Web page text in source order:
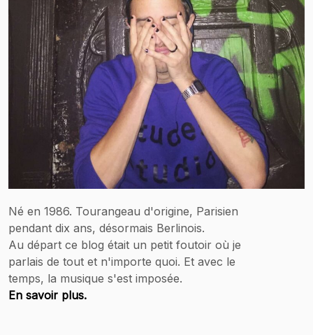
Né en 1986. Tourangeau d'origine, Parisien
pendant dix ans, désormais Berlinois.
Au départ ce blog était un petit foutoir où je
parlais de tout et n'importe quoi. Et avec le
temps, la musique s'est imposée.
En savoir plus.